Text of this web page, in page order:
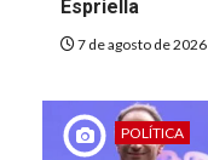
Espriella
7 de agosto de 2026
POLÍTICA